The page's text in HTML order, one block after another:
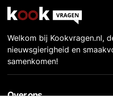
Welkom bij Kookvragen.nl,
nieuwsgierigheid en
samenkomen!
Over ons